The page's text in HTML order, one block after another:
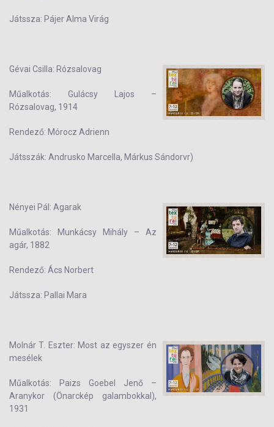
Játssza: Pájer Alma Virág
Gévai Csilla: Rózsalovag
Műalkotás: Gulácsy Lajos –
Rózsalovag, 1914
Rendező: Mórocz Adrienn
Játsszák: Andrusko Marcella, Márkus Sándorvr)
Nényei Pál: Agarak
Műalkotás: Munkácsy Mihály – Az
agár, 1882
Rendező: Ács Norbert
Játssza: Pallai Mara
Molnár T. Eszter: Most az egyszer én
mesélek
Műalkotás: Paizs Goebel Jenő –
Aranykor (Önarckép galambokkal),
1931